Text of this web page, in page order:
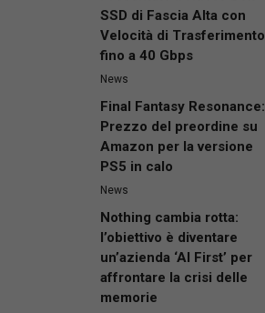
SSD di Fascia Alta con
Velocità di Trasferimento
fino a 40 Gbps
News
Final Fantasy Resonance:
Prezzo del preordine su
Amazon per la versione
PS5 in calo
News
Nothing cambia rotta:
l’obiettivo è diventare
un’azienda ‘AI First’ per
affrontare la crisi delle
memorie